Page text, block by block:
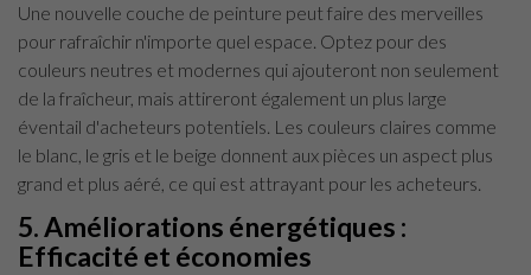
Une nouvelle couche de peinture peut faire des merveilles
pour rafraîchir n'importe quel espace. Optez pour des
couleurs neutres et modernes qui ajouteront non seulement
de la fraîcheur, mais attireront également un plus large
éventail d'acheteurs potentiels. Les couleurs claires comme
le blanc, le gris et le beige donnent aux pièces un aspect plus
grand et plus aéré, ce qui est attrayant pour les acheteurs.
5. Améliorations énergétiques :
Efficacité et économies